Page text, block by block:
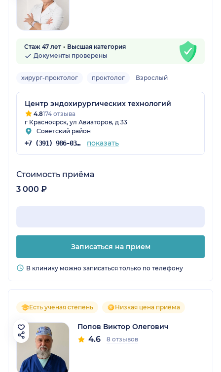
Стаж 47 лет
Высшая категория
Документы проверены
хирург-проктолог проктолог Взрослый
Центр эндохирургических технологий
4.8174 отзыва
г Красноярск, ул Авиаторов, д 33
Советский район
+7 (391) 986-03-21 показать
Стоимость приёма
3 000 ₽
Записаться на прием
В клинику можно записаться только по телефону
Есть ученая степень Низкая цена приёма
Попов Виктор Олегович
4.6 8 отзывов